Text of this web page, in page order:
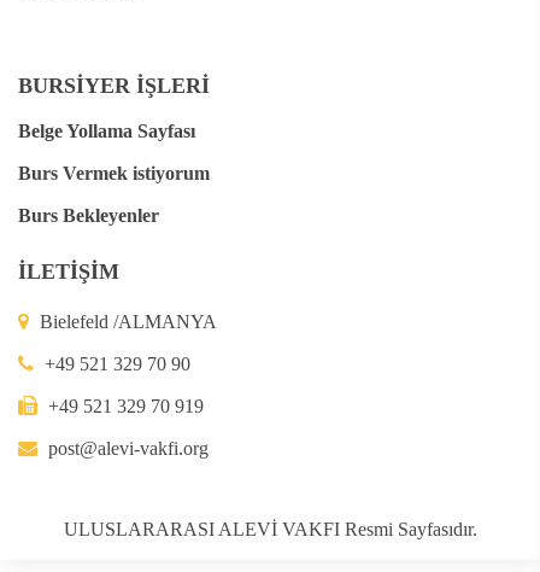
BURSİYER İŞLERİ
Belge Yollama Sayfası
Burs Vermek istiyorum
Burs Bekleyenler
İLETİŞİM
Bielefeld /ALMANYA
+49 521 329 70 90
+49 521 329 70 919
post@alevi-vakfi.org
ULUSLARARASI ALEVİ VAKFI Resmi Sayfasıdır.